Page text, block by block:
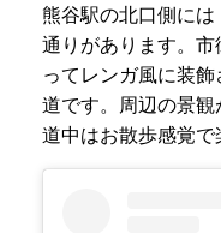
熊谷駅の北口側には
通りがあります。
ってレンガ風に装
道です。周辺の景
道中はお散歩感覚で